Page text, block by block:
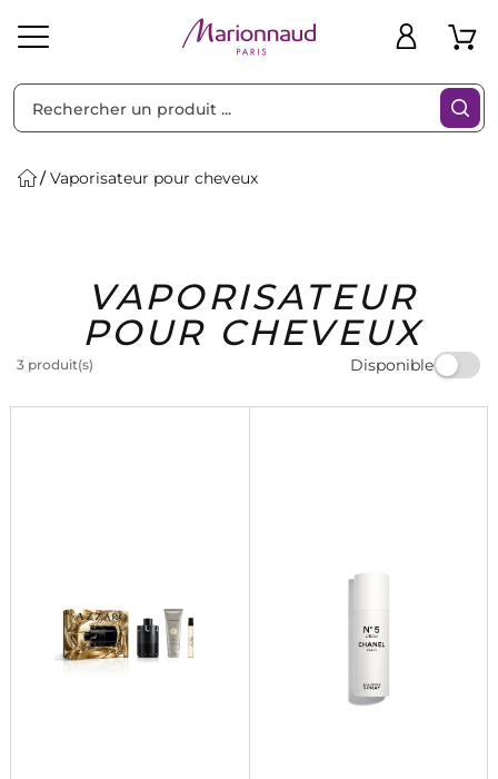
Solaire Homme Marques Idées
Cadeaux
Bons
Plans
Vaporisateur pour cheveux
VAPORISATEUR
POUR CHEVEUX
3 produit(s) Disponible
Filtres